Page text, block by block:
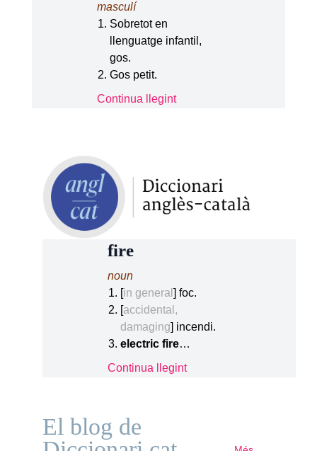
masculí
Sobretot en
llenguatge infantil,
gos.
Gos petit.
Continua llegint
fire
noun
[in general ] foc.
[accidental,
damaging] incendi.
electric fire…
Continua llegint
El blog de